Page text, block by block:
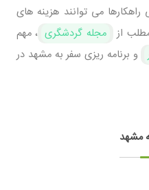
می ‌توانند هزینه ‌های
از
مجله گردشگری ، مهم
و برنامه ‌ریزی سفر به مشهد در
مشهد